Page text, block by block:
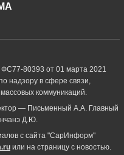
80393 от 01 марта 2021
надзору в сфере связи,
коммуникаций.
— Письменный А.А. Главный
Д.Ю.
с сайта "СарИнформ"
или на страницу с новостью.